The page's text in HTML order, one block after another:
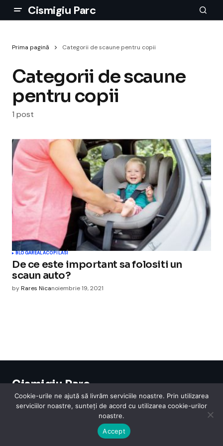
Cismigiu Parc
Prima pagină Categorii de scaune pentru copii
Categorii de scaune
pentru copii
1 post
BLOGAREALACOPILASI
De ce este important sa folositi un
scaun auto?
byRares Nicanoiembrie 19, 2021
Cismigiu Parc
© 2024 CismigiuParc. All Rights Reserved.
Internet Legislatie Medical Moda Sarbatori Telefoane
Cookie-urile ne ajută să livrăm serviciile noastre. Prin utilizarea
serviciilor noastre, sunteți de acord cu utilizarea cookie-urilor
noastre.
Accept